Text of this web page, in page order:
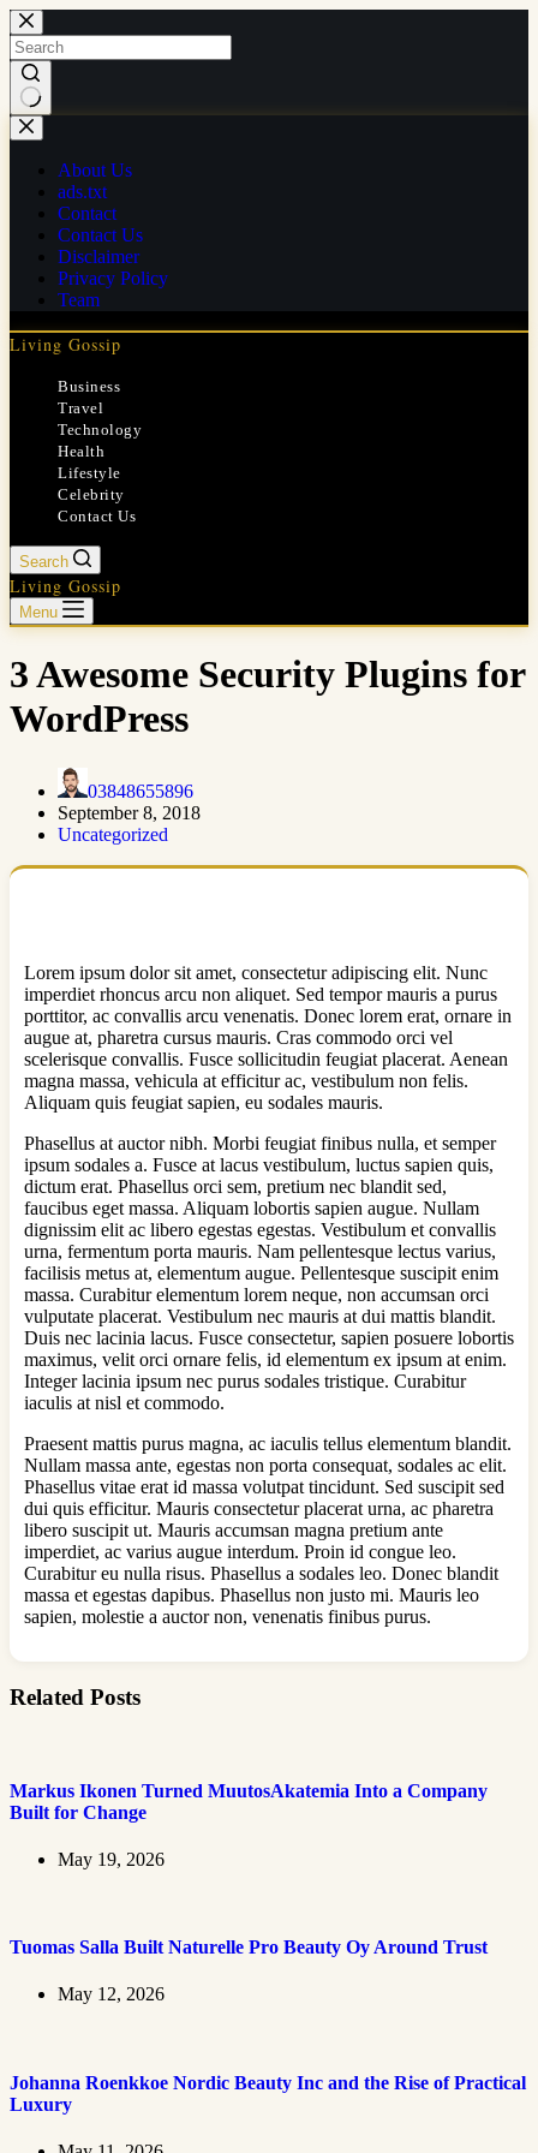
Skip
to
content
No
results
About Us
ads.txt
Contact
Contact Us
Disclaimer
Privacy Policy
Team
Living Gossip
Business
Travel
Technology
Health
Lifestyle
Celebrity
Contact Us
Search
Living Gossip
Menu
3 Awesome Security Plugins for
WordPress
03848655896
September 8, 2018
Uncategorized
Lorem ipsum dolor sit amet, consectetur adipiscing elit. Nunc
imperdiet rhoncus arcu non aliquet. Sed tempor mauris a purus
porttitor, ac convallis arcu venenatis. Donec lorem erat, ornare in
augue at, pharetra cursus mauris. Cras commodo orci vel
scelerisque convallis. Fusce sollicitudin feugiat placerat. Aenean
magna massa, vehicula at efficitur ac, vestibulum non felis.
Aliquam quis feugiat sapien, eu sodales mauris.
Phasellus at auctor nibh. Morbi feugiat finibus nulla, et semper
ipsum sodales a. Fusce at lacus vestibulum, luctus sapien quis,
dictum erat. Phasellus orci sem, pretium nec blandit sed,
faucibus eget massa. Aliquam lobortis sapien augue. Nullam
dignissim elit ac libero egestas egestas. Vestibulum et convallis
urna, fermentum porta mauris. Nam pellentesque lectus varius,
facilisis metus at, elementum augue. Pellentesque suscipit enim
massa. Curabitur elementum lorem neque, non accumsan orci
vulputate placerat. Vestibulum nec mauris at dui mattis blandit.
Duis nec lacinia lacus. Fusce consectetur, sapien posuere lobortis
maximus, velit orci ornare felis, id elementum ex ipsum at enim.
Integer lacinia ipsum nec purus sodales tristique. Curabitur
iaculis at nisl et commodo.
Praesent mattis purus magna, ac iaculis tellus elementum blandit.
Nullam massa ante, egestas non porta consequat, sodales ac elit.
Phasellus vitae erat id massa volutpat tincidunt. Sed suscipit sed
dui quis efficitur. Mauris consectetur placerat urna, ac pharetra
libero suscipit ut. Mauris accumsan magna pretium ante
imperdiet, ac varius augue interdum. Proin id congue leo.
Curabitur eu nulla risus. Phasellus a sodales leo. Donec blandit
massa et egestas dapibus. Phasellus non justo mi. Mauris leo
sapien, molestie a auctor non, venenatis finibus purus.
Related Posts
Markus Ikonen Turned MuutosAkatemia Into a Company
Built for Change
May 19, 2026
Tuomas Salla Built Naturelle Pro Beauty Oy Around Trust
May 12, 2026
Johanna Roenkkoe Nordic Beauty Inc and the Rise of Practical
Luxury